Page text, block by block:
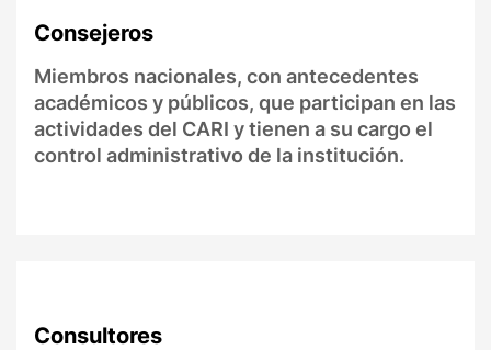
Consejeros
Miembros nacionales, con antecedentes
académicos y públicos, que participan en las
actividades del CARI y tienen a su cargo el
control administrativo de la institución.
Consultores